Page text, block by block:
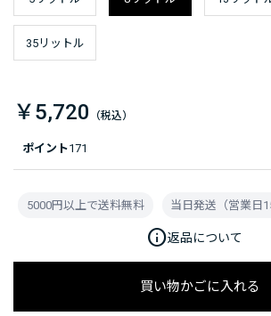
ポイント171
35リットル
￥5,720
買い物かごに入れる
5000円以上で送料無料 当日発送（営業日
info返品について